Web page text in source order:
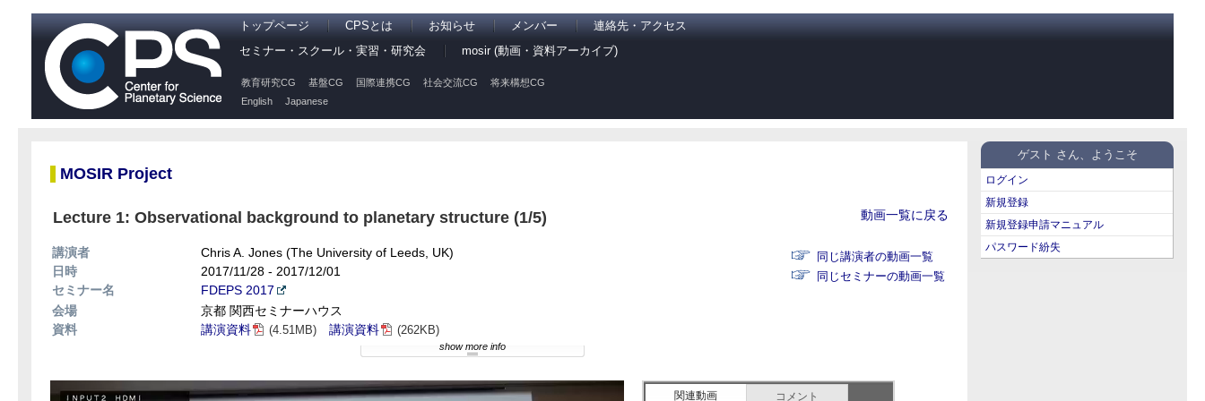
トップページ CPSとは お知らせ メンバー
連絡先・アクセス
セミナー・スクール・実習・研究会
mosir (動画・資料アーカイブ)
教育研究CG 基盤CG 国際連携CG 社会交流CG
将来構想CG
English
Japanese
ゲスト さん、ようこそ
ログイン
新規登録
新規登録申請マニュアル
パスワード紛失
MOSIR Project
動画一覧に戻る
Lecture 1: Observational background to planetary structure (1/5)
講演者
Chris A. Jones (The University of Leeds, UK)
日時
2017/11/28 - 2017/12/01
セミナー名
FDEPS 2017
同じ講演者の動画一覧
同じセミナーの動画一覧
会場
京都 関西セミナーハウス
資料
講演資料 (4.51MB) 講演資料 (262KB)
show more info
関連動画 コメント